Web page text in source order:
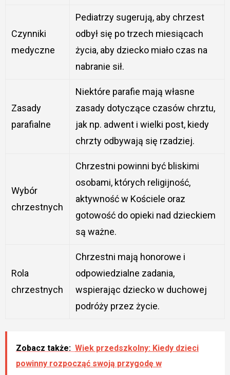
Czynniki
medyczne
Pediatrzy sugerują, aby chrzest
odbył się po trzech miesiącach
życia, aby dziecko miało czas na
nabranie sił.
Zasady
parafialne
Niektóre parafie mają własne
zasady dotyczące czasów chrztu,
jak np. adwent i wielki post, kiedy
chrzty odbywają się rzadziej.
Wybór
chrzestnych
Chrzestni powinni być bliskimi
osobami, których religijność,
aktywność w Kościele oraz
gotowość do opieki nad dzieckiem
są ważne.
Rola
chrzestnych
Chrzestni mają honorowe i
odpowiedzialne zadania,
wspierając dziecko w duchowej
podróży przez życie.
Zobacz także: Wiek przedszkolny: Kiedy dzieci
powinny rozpocząć swoją przygodę w